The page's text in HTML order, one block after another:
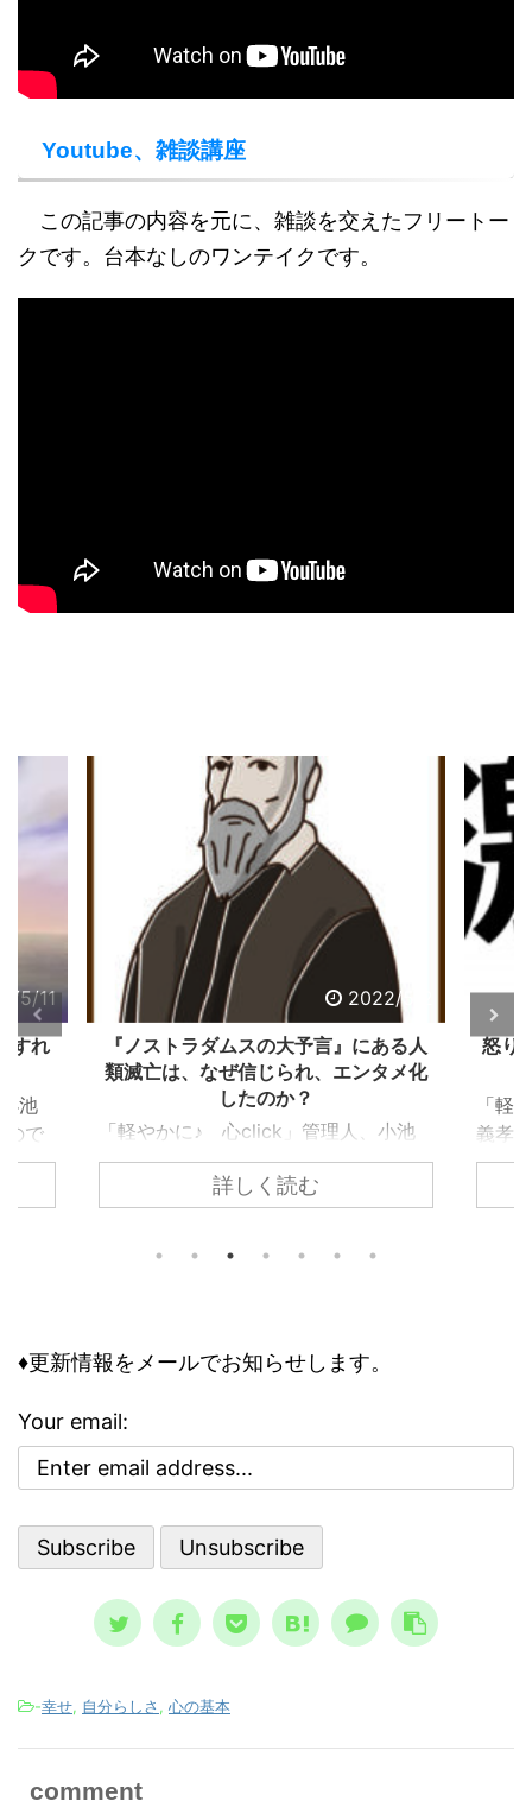
Youtube、雑談講座
この記事の内容を元に、雑談を交えたフリートー
クです。台本なしのワンテイクです。
5/11
すれ
池
ので
れ
、ど
周囲
には
いる
2022/5/2
『ノストラダムスの大予言』にある人
類滅亡は、なぜ信じられ、エンタメ化
したのか？
「軽やかに♪ 心click」管理人、小池
義孝です。今回は、子供の頃にあった
『ノストラダムスの大予言』につい
て、お話しします。 子供の頃、ノス
でした。 けれどもそこには、人類滅
奇妙な空気も存在していました。 ノ
ストラダムスの大予言は、エンタメと
して親しまれた ノストラダムスの大予
スが日本 ...
詳しく読む
怒り
「軽
義孝
いて
合理
♦更新情報をメールでお知らせします。
Your email:
-幸せ, 自分らしさ , 心の基本
comment